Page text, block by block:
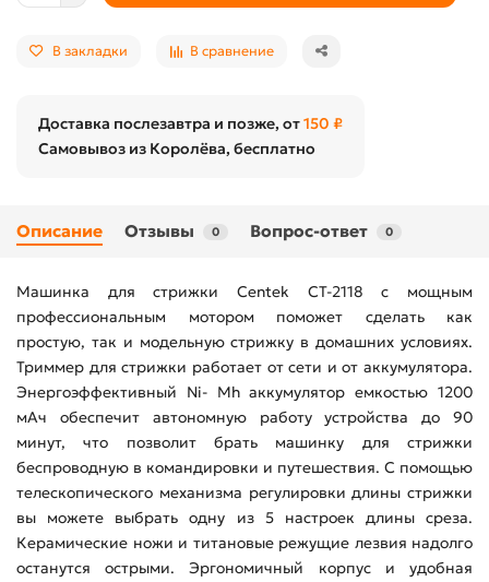
В закладки В сравнение
Доставка послезавтра и позже, от150 ₽
Самовывоз из Королёва, бесплатно
Описание Отзывы 0 Вопрос-ответ 0
Машинка для стрижки Centek CT-2118 с мощным
профессиональным мотором поможет сделать как
простую, так и модельную стрижку в домашних условиях.
Триммер для стрижки работает от сети и от аккумулятора.
Энергоэффективный Ni- Mh аккумулятор емкостью 1200
мАч обеспечит автономную работу устройства до 90
минут, что позволит брать машинку для стрижки
беспроводную в командировки и путешествия. С помощью
телескопического механизма регулировки длины стрижки
вы можете выбрать одну из 5 настроек длины среза.
Керамические ножи и титановые режущие лезвия надолго
останутся острыми. Эргономичный корпус и удобная